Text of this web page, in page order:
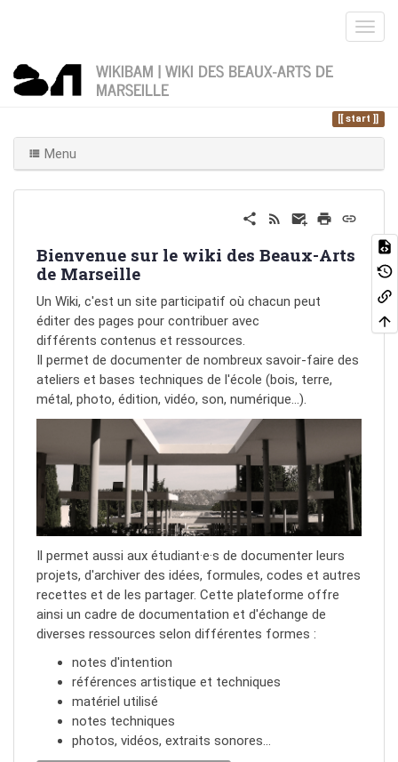
WIKIBAM | WIKI DES BEAUX-ARTS DE
MARSEILLE
Vous êtes ici Home
start
Menu
Bienvenue sur le wiki des Beaux-Arts
de Marseille
Un Wiki, c'est un site participatif où chacun peut
éditer des pages pour contribuer avec
différents contenus et ressources.
Il permet de documenter de nombreux savoir-faire des
ateliers et bases techniques de l'école (bois, terre,
métal, photo, édition, vidéo, son, numérique…).
Il permet aussi aux étudiant·e·s de documenter leurs
projets, d'archiver des idées, formules, codes et autres
recettes et de les partager. Cette plateforme offre
ainsi un cadre de documentation et d'échange de
diverses ressources selon différentes formes :
notes d'intention
références artistique et techniques
matériel utilisé
notes techniques
photos, vidéos, extraits sonores…